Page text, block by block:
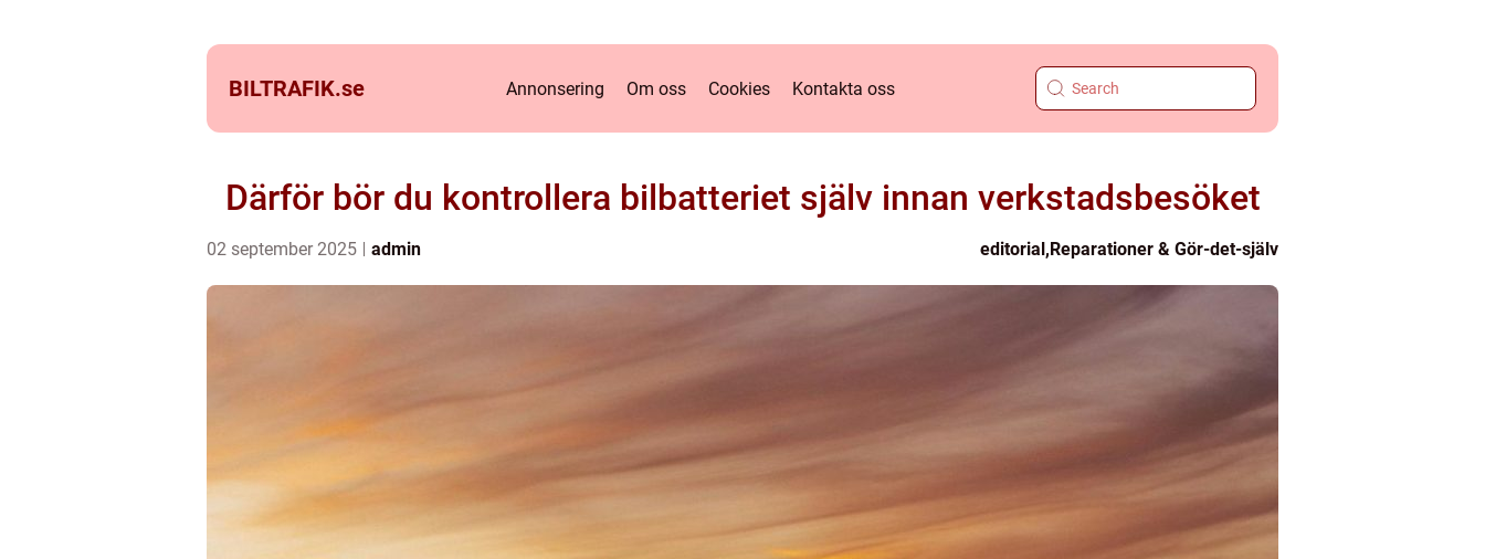
BILTRAFIK.se Annonsering Om oss Cookies Kontakta oss
Därför bör du kontrollera bilbatteriet själv innan verkstadsbesöket
02 september 2025 admin editorial,Reparationer & Gör-det-själv